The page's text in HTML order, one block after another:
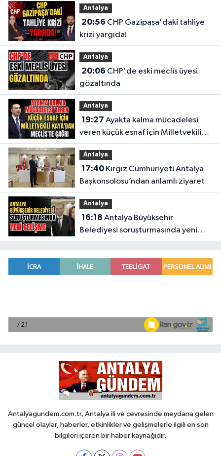
Antalya
20:56
krizi yargıda!
Antalya
20:06
gözaltında
Antalya
19:27
veren küçük esnaf için Milletvekili
Kaya'dan Meclis'te çağrı
Antalya
17:40Kırgız Cumhuriyeti Antalya
Başkonsolosu’ndan anlamlı ziyaret
Antalya
16:18
Belediyesi soruşturmasında yeni
gelişme
Antalyagundem.com.tr, Antalya ili ve çevresinde meydana gelen
güncel olaylar, haberler, etkinlikler ve gelişmelerle ilgili en son
bilgileri içeren bir haber kaynağıdır.